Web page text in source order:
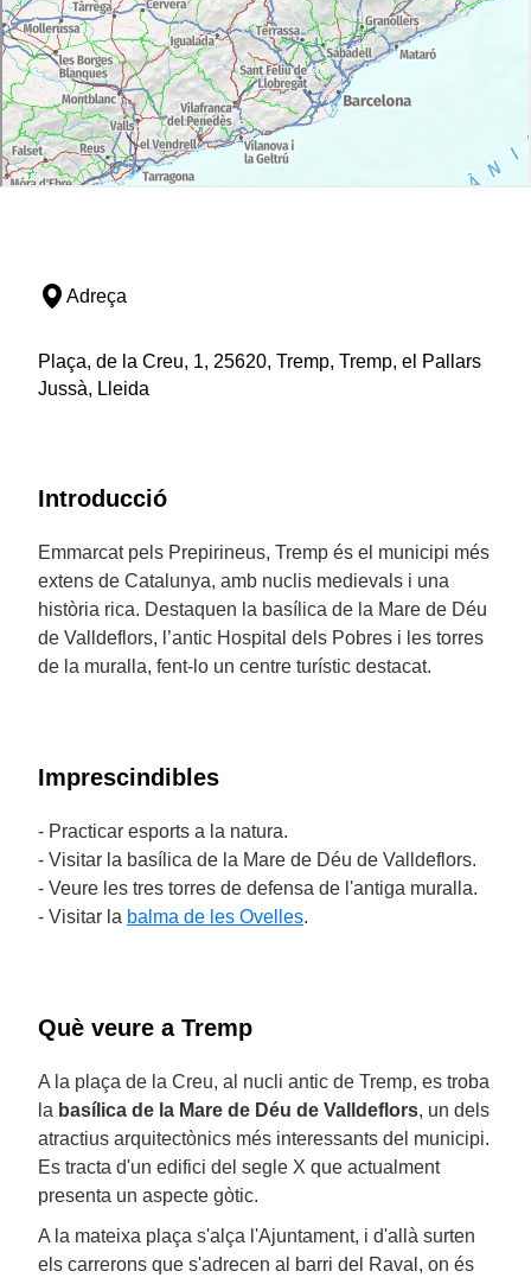
Adreça
Plaça, de la Creu, 1, 25620, Tremp, Tremp, el Pallars
Jussà, Lleida
Introducció
Emmarcat pels Prepirineus, Tremp és el municipi més
extens de Catalunya, amb nuclis medievals i una
història rica. Destaquen la basílica de la Mare de Déu
de Valldeflors, l’antic Hospital dels Pobres i les torres
de la muralla, fent-lo un centre turístic destacat.
Imprescindibles
- Practicar esports a la natura.
- Visitar la basílica de la Mare de Déu de Valldeflors.
- Veure les tres torres de defensa de l'antiga muralla.
- Visitar la balma de les Ovelles.
Què veure a Tremp
A la plaça de la Creu, al nucli antic de Tremp, es troba
la basílica de la Mare de Déu de Valldeflors, un dels
atractius arquitectònics més interessants del municipi.
Es tracta d'un edifici del segle X que actualment
presenta un aspecte gòtic.
A la mateixa plaça s'alça l'Ajuntament, i d'allà surten
els carrerons que s'adrecen al barri del Raval, on és